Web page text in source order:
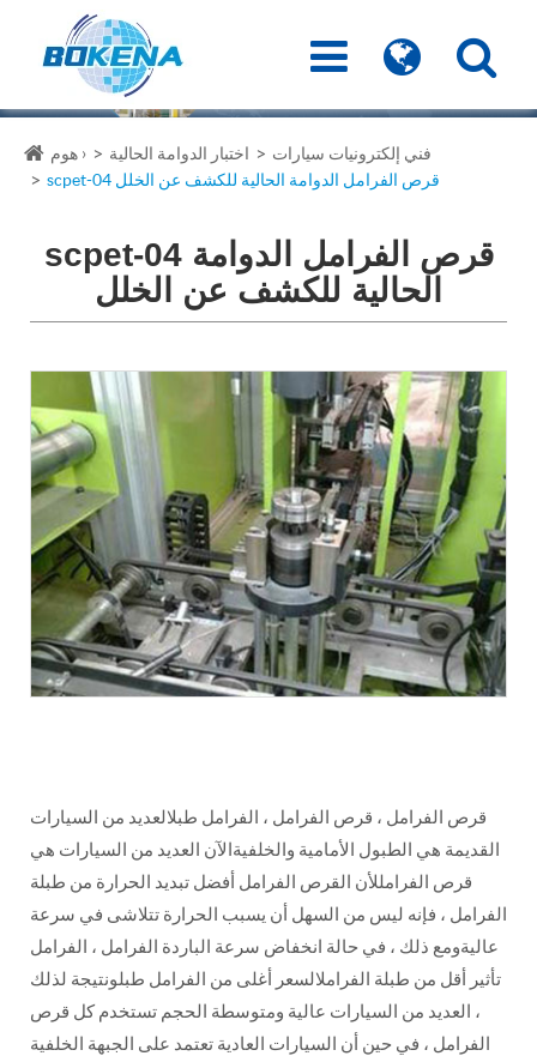
هوم › اختبار الدوامة الحالية
فني إلكترونيات سيارات
scpet-04 قرص الفرامل الدوامة الحالية للكشف عن الخلل
scpet-04 قرص الفرامل الدوامة
الحالية للكشف عن الخلل
قرص الفرامل ، قرص الفرامل ، الفرامل طبلالعديد من السيارات
القديمة هي الطبول الأمامية والخلفيةالآن العديد من السيارات هي
قرص الفرامللأن القرص الفرامل أفضل تبديد الحرارة من طبلة
الفرامل ، فإنه ليس من السهل أن يسبب الحرارة تتلاشى في سرعة
عاليةومع ذلك ، في حالة انخفاض سرعة الباردة الفرامل ، الفرامل
تأثير أقل من طبلة الفراملالسعر أغلى من الفرامل طبلونتيجة لذلك
، العديد من السيارات عالية ومتوسطة الحجم تستخدم كل قرص
الفرامل ، في حين أن السيارات العادية تعتمد على الجبهة الخلفية